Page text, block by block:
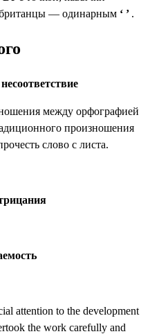
— одинарным ‘ ’ .
между орфографией
произношения
слово с листа.
attention to the development
the work carefully and